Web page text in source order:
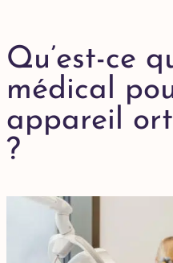
Qu’est-ce
médical
appareil
?